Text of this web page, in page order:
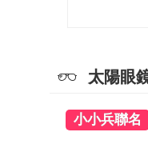
太陽眼
小小兵聯名